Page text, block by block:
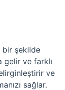
bir şekilde
gelir ve farklı
ve
sağlar.